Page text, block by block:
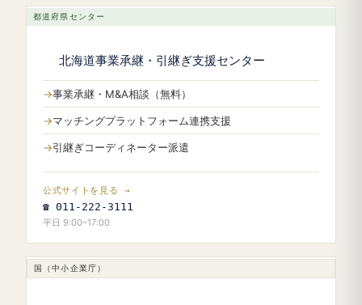
都道府県センター
北海道事業承継・引継ぎ支援センター
事業承継・M&A相談（無料）
マッチングプラットフォーム連携支援
引継ぎコーディネーター派遣
公式サイトを見る →
☎ 011-222-3111
平日 9:00–17:00
国（中小企業庁）